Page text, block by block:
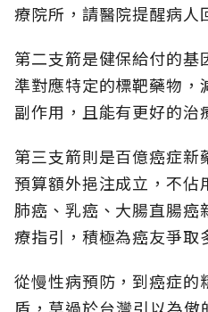
療院所，請醫院提醒病人
第二支箭是健保給付的
準對應特定的標靶藥物，
副作用，且能有更好的治
第三支箭則是百億癌症
預算額外挹注成立，不佔
肺癌、乳癌、大腸直腸癌
療指引，積極為癌友爭取
從慢性病預防，到癌症的